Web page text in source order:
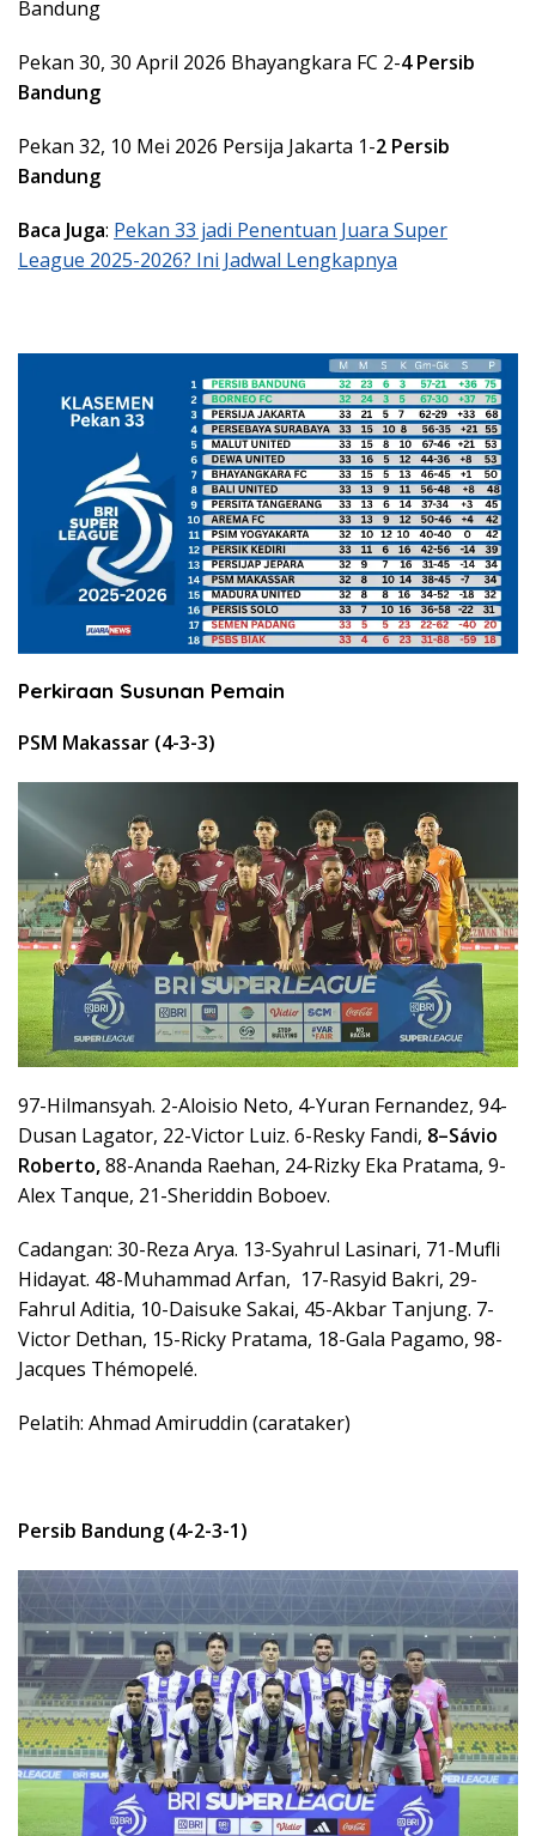
Bandung
Pekan 30, 30 April 2026 Bhayangkara FC 2-4 Persib
Bandung
Pekan 32, 10 Mei 2026 Persija Jakarta 1-2 Persib
Bandung
Baca Juga: Pekan 33 jadi Penentuan Juara Super
League 2025-2026? Ini Jadwal Lengkapnya
Perkiraan Susunan Pemain
PSM Makassar (4-3-3)
97-Hilmansyah. 2-Aloisio Neto, 4-Yuran Fernandez, 94-
Dusan Lagator, 22-Victor Luiz. 6-Resky Fandi, 8–Sávio
Roberto,88-Ananda Raehan, 24-Rizky Eka Pratama, 9-
Alex Tanque, 21-Sheriddin Boboev.
Cadangan: 30-Reza Arya. 13-Syahrul Lasinari, 71-Mufli
Hidayat. 48-Muhammad Arfan, 17-Rasyid Bakri, 29-
Fahrul Aditia, 10-Daisuke Sakai, 45-Akbar Tanjung. 7-
Victor Dethan, 15-Ricky Pratama, 18-Gala Pagamo, 98-
Jacques Thémopelé.
Pelatih: Ahmad Amiruddin (carataker)
Persib Bandung (4-2-3-1)